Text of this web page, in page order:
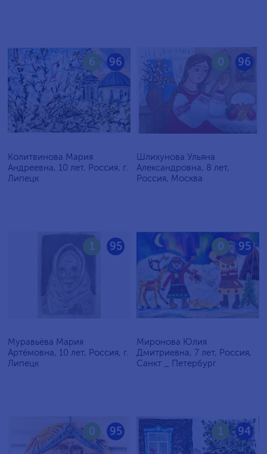
96
6
Колитвинова Мария
Андреевна, 10 лет, Россия, г.
Липецк
96
0
Шлихунова Ульяна
Александровна, 8 лет,
Россия, Москва
95
1
Муравьёва Мария
Артёмовна, 10 лет, Россия, г.
Липецк
95
0
Миронова Юлия
Дмитриевна, 7 лет, Россия,
Санкт _ Петербург
95
0 94
1